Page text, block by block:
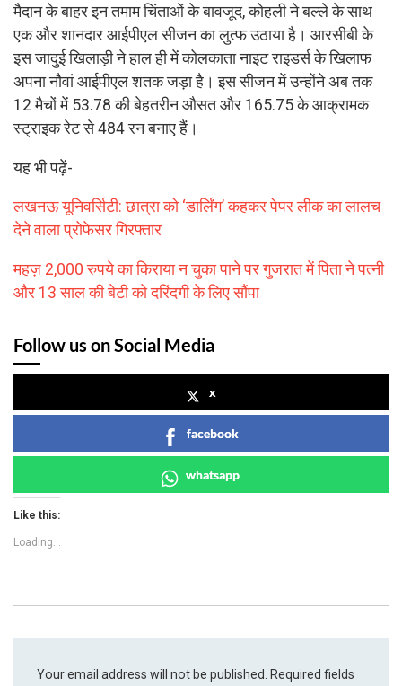
मैदान के बाहर इन तमाम चिंताओं के बावजूद, कोहली ने बल्ले के साथ
एक और शानदार आईपीएल सीजन का लुत्फ उठाया है। आरसीबी के
इस जादुई खिलाड़ी ने हाल ही में कोलकाता नाइट राइडर्स के खिलाफ
अपना नौवां आईपीएल शतक जड़ा है। इस सीजन में उन्होंने अब तक
12 मैचों में 53.78 की बेहतरीन औसत और 165.75 के आक्रामक
स्ट्राइक रेट से 484 रन बनाए हैं।
यह भी पढ़ें-
लखनऊ यूनिवर्सिटी: छात्रा को ‘डार्लिंग’ कहकर पेपर लीक का लालच
देने वाला प्रोफेसर गिरफ्तार
महज़ 2,000 रुपये का किराया न चुका पाने पर गुजरात में पिता ने पत्नी
और 13 साल की बेटी को दरिंदगी के लिए सौंपा
Follow us on Social Media
x
facebook
whatsapp
Like this:
Loading...
Your email address will not be published. Required fields